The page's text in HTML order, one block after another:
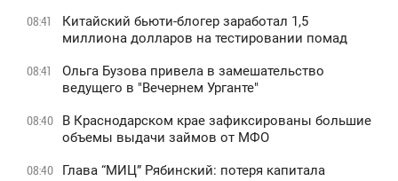
08:41
Китайский бьюти-блогер заработал 1,5
миллиона долларов на тестировании помад
08:41
Ольга Бузова привела в замешательство
ведущего в "Вечернем Урганте"
08:40
В Краснодарском крае зафиксированы большие
объемы выдачи займов от МФО
08:40
Глава “МИЦ” Рябинский: потеря капитала